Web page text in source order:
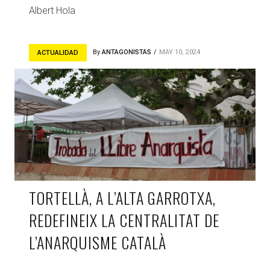
Albert Hola
ACTUALIDAD By ANTAGONISTAS MAY 10, 2024
TORTELLÀ, A L’ALTA GARROTXA,
REDEFINEIX LA CENTRALITAT DE
L’ANARQUISME CATALÀ